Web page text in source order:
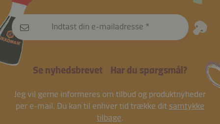
Indtast din e-mailadresse
Se nyhedsbrevet Har du spørgsmål?
Jeg vil gerne informeres om tilbud og produktnyheder
per e-mail. Du kan til enhver tid trække dit samtykke
tilbage.